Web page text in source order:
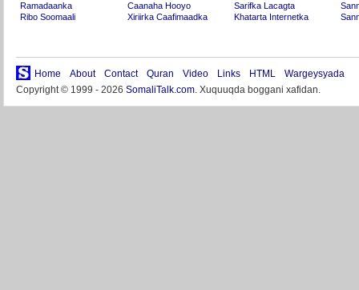
Ramadaanka
Ribo Soomaali
Caanaha Hooyo
Xiriirka Caafimaadka
Sarifka Lacagta
Khatarta Internetka
Home About Contact Quran Video Links HTML
Wargeysyada
Copyright © 1999 - 2026 SomaliTalk.com. Xuquuqda boggani xafidan.